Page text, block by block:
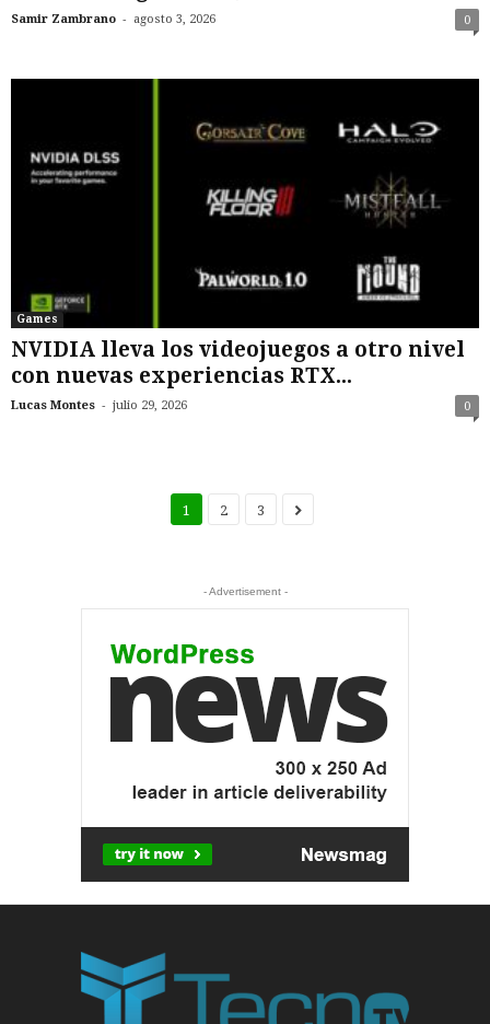
Samir Zambrano - agosto 3, 2026 0
Games
NVIDIA lleva los videojuegos a otro nivel
con nuevas experiencias RTX...
Lucas Montes - julio 29, 2026 0
1 2 3
- Advertisement -